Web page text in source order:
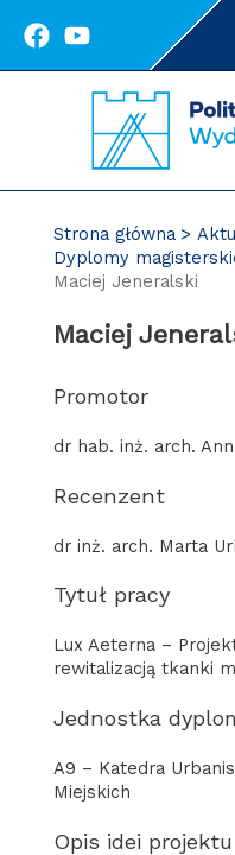
Strona główna
Dyplomy
Maciej Jeneralski
Maciej
Promotor
dr hab. inż. arch.
Recenzent
dr inż. arch. Marta
Tytuł pracy
Lux Aeterna –
rewitalizacją tkanki
Jednostka
A9 – Katedra
Miejskich
Opis idei projektu